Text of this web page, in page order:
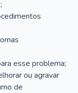
esse problema;
ou agravar
de